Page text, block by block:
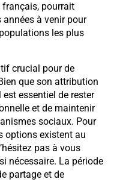
français, pourrait
à venir pour
les plus
crucial pour de
que son attribution
essentiel de rester
et de maintenir
sociaux. Pour
options existent au
pas à vous
nécessaire. La période
partage et de